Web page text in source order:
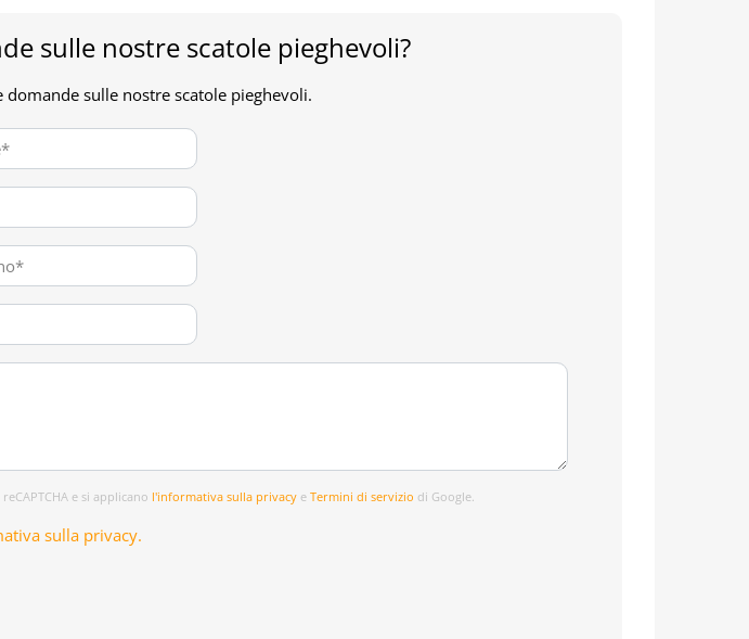
sulle nostre scatole pieghevoli?
sulle nostre scatole pieghevoli.
e si applicano l'informativa sulla privacye Termini di servizio di Google.
sulla privacy.